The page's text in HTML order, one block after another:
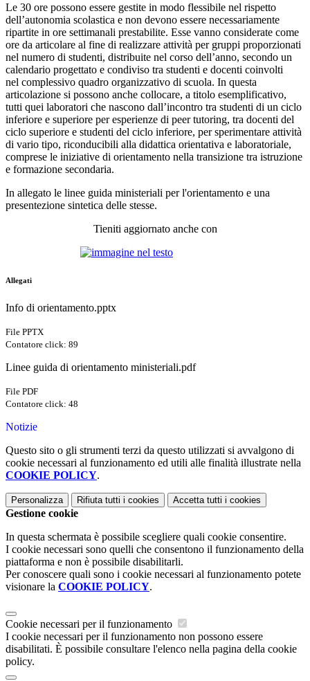
Le 30 ore possono essere gestite in modo flessibile nel rispetto
dell’autonomia scolastica e non devono essere necessariamente
ripartite in ore settimanali prestabilite. Esse vanno considerate come
ore da articolare al fine di realizzare attività per gruppi proporzionati
nel numero di studenti, distribuite nel corso dell’anno, secondo un
calendario progettato e condiviso tra studenti e docenti coinvolti
nel complessivo quadro organizzativo di scuola. In questa
articolazione si possono anche collocare, a titolo esemplificativo,
tutti quei laboratori che nascono dall’incontro tra studenti di un ciclo
inferiore e superiore per esperienze di peer tutoring, tra docenti del
ciclo superiore e studenti del ciclo inferiore, per sperimentare attività
di vario tipo, riconducibili alla didattica orientativa e laboratoriale,
comprese le iniziative di orientamento nella transizione tra istruzione
e formazione secondaria.
In allegato le linee guida ministeriali per l'orientamento e una
presentezione sintetica delle stesse.
Tieniti aggiornato anche con
Allegati
Info di orientamento.pptx
File PPTX
Contatore click: 89
Linee guida di orientamento ministeriali.pdf
File PDF
Contatore click: 48
Notizie
Questo sito o gli strumenti terzi da questo utilizzati si avvalgono di
cookie necessari al funzionamento ed utili alle finalità illustrate nella
COOKIE POLICY.
Personalizza Rifiuta tutti i cookies Accetta tutti i cookies
Gestione cookie
In questa schermata è possibile scegliere quali cookie consentire.
I cookie necessari sono quelli che consentono il funzionamento della
piattaforma e non è possibile disabilitarli.
Per conoscere quali sono i cookie necessari al funzionamento potete
visionare la COOKIE POLICY.
Cookie necessari per il funzionamento
I cookie necessari per il funzionamento non possono essere
disabilitati. È possibile consultare l'elenco nella pagina della cookie
policy.